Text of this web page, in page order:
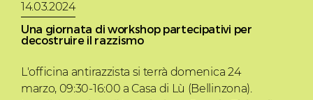
14.03.2024
Una giornata di workshop partecipativi per
decostruire il razzismo
L'officina antirazzista si terrà domenica 24
marzo, 09:30-16:00 a Casa di Lù (Bellinzona).